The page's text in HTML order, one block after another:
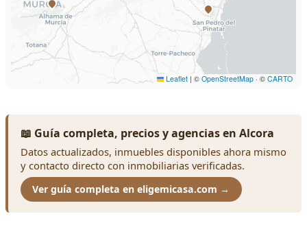
📖 Guía completa, precios y agencias en Alcora
Datos actualizados, inmuebles disponibles ahora mismo
y contacto directo con inmobiliarias verificadas.
Ver guía completa en eligemicasa.com →